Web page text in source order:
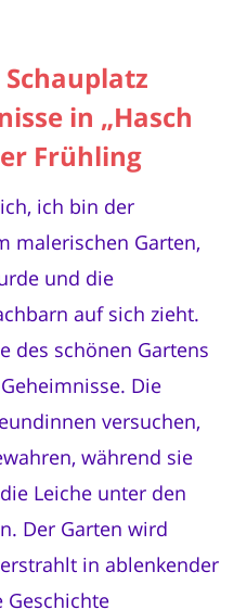
in „Hasch
Frühling
ich bin der
malerischen Garten,
und die
auf sich zieht.
des schönen Gartens
Die
versuchen,
während sie
Leiche unter den
Der Garten wird
in ablenkender
Geschichte